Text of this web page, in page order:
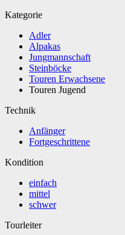
Kategorie
Adler
Alpakas
Jungmannschaft
Steinböcke
Touren Erwachsene
Touren Jugend
Technik
Anfänger
Fortgeschrittene
Kondition
einfach
mittel
schwer
Tourleiter